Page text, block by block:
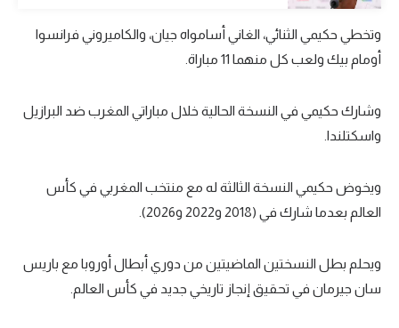
وتخطي حكيمي الثنائي، الغاني أسامواه جيان، والكاميروني فرانسوا
أومام بيك ولعب كل منهما 11 مباراة.
وشارك حكيمي في النسخة الحالية خلال مباراتي المغرب ضد البرازيل
واسكتلندا.
ويخوض حكيمي النسخة الثالثة له مع منتخب المغربي في كأس
العالم بعدما شارك في (2018 و2022 و2026).
ويحلم بطل النسختين الماضيتين من دوري أبطال أوروبا مع باريس
سان جيرمان في تحقيق إنجاز تاريخي جديد في كأس العالم.